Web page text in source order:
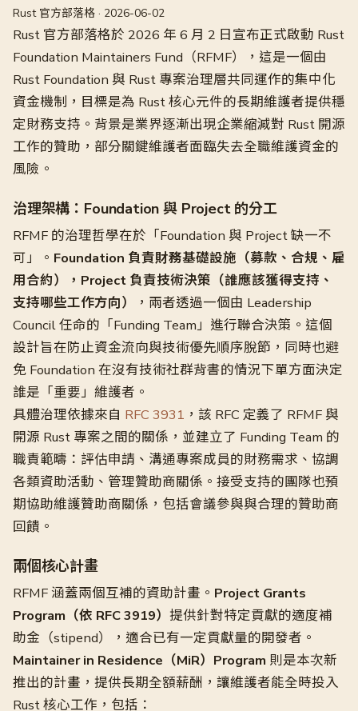
Rust 官方部落格 · 2026-06-02
Rust 官方部落格於 2026 年 6 月 2 日宣布正式啟動 Rust
Foundation Maintainers Fund（RFMF），這是一個由
Rust Foundation 與 Rust 專案治理層共同運作的集中化
資金機制，目標是為 Rust 核心元件的長期維護者提供穩
定財務支持。背景是業界逐漸出現企業縮減對 Rust 開源
工作的贊助，部分關鍵維護者面臨失去全職維護資金的
風險。
治理架構：Foundation 與 Project 的分工
RFMF 的治理哲學在於「Foundation 與 Project 缺一不
可」。 Foundation 負責財務基礎設施（募款、合規、雇
用合約），Project 負責技術決策（誰應該獲得支持、
支持哪些工作方向）
，兩者透過一個由 Leadership
Council 任命的「Funding Team」進行聯合決策。這個
設計旨在防止資金流向與技術優先順序脫節，同時也避
免 Foundation 在沒有技術社群背書的情況下單方面決定
誰是「重要」維護者。
具體治理依據來自 RFC 3931 ，該 RFC 定義了 RFMF 與
開源 Rust 專案之間的關係，並建立了 Funding Team 的
職責範疇：評估申請、溝通專案成員的財務需求、協調
各類資助活動、管理贊助商關係。接受支持的團隊也預
期協助維護贊助商關係，包括會議參與與合理的贊助商
回饋。
兩個核心計畫
RFMF 涵蓋兩個互補的資助計畫。 Project Grants
Program（依 RFC 3919） 提供針對特定貢獻的適度補
助金（stipend），適合已有一定貢獻量的開發者。
Maintainer in Residence（MiR）Program 則是本次新
推出的計畫，提供長期全額薪酬，讓維護者能全時投入
Rust 核心工作，包括：